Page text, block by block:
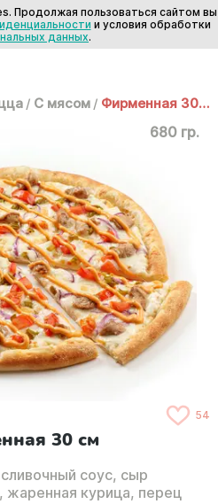
/ С мясом / Фирменная 30 см
680 гр.
54
30 см
соус, сыр
курица, перец
Продолжая пользоваться сайтом вы
и условия обработки
данных.